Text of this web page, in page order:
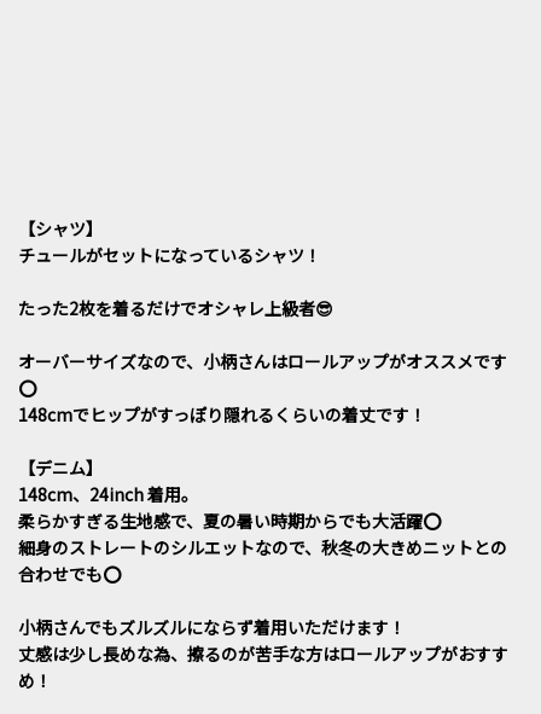
【シャツ】
チュールがセットになっているシャツ！
たった2枚を着るだけでオシャレ上級者😎
オーバーサイズなので、小柄さんはロールアップがオススメです
⭕️
148cmでヒップがすっぽり隠れるくらいの着丈です！
【デニム】
148cm、24inch 着用。
柔らかすぎる生地感で、夏の暑い時期からでも大活躍⭕️
細身のストレートのシルエットなので、秋冬の大きめニットとの
合わせでも⭕️
小柄さんでもズルズルにならず着用いただけます！
丈感は少し長めな為、擦るのが苦手な方はロールアップがおすす
め！